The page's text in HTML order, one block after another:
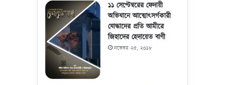
১১ সেপ্টেম্বরের ফেদায়ী
অভিযানে আত্মোৎসর্গকারী
যোদ্ধাদের প্রতি আমীরে
জিহাদের হেদায়েত বাণী
নভেম্বর ২৫, ২০১৮